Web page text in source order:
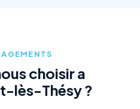
choisir a
lès-Thésy ?